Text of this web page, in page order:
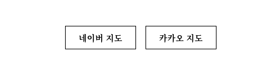
네이버 지도 카카오 지도